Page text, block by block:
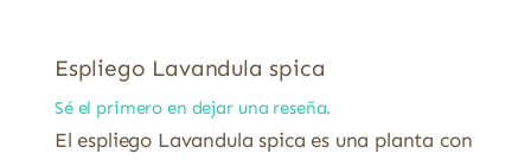
Espliego Lavandula spica
Sé el primero en dejar una reseña.
El espliego Lavandula spica es una planta con